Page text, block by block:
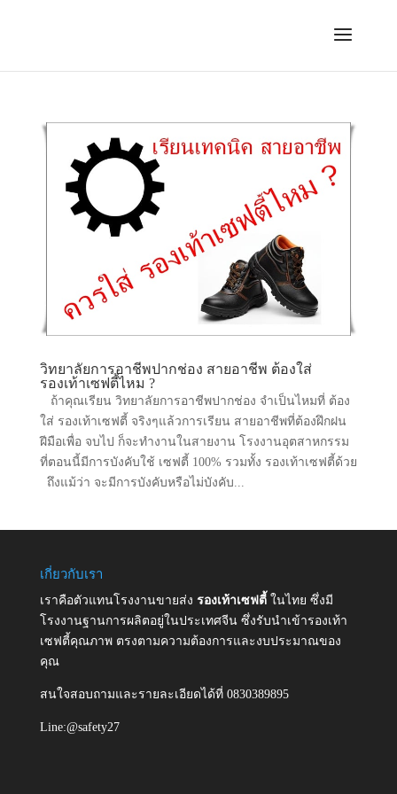
วิทยาลัยการอาชีพปากช่อง สายอาชีพ ต้องใส่
รองเท้าเซฟตี้ไหม ?
ถ้าคุณเรียน วิทยาลัยการอาชีพปากช่อง จำเป็นไหมที่ ต้อง
ใส่ รองเท้าเซฟตี้ จริงๆแล้วการเรียน สายอาชีพที่ต้องฝึกฝน
ฝีมือเพื่อ จบไป ก็จะทำงานในสายงาน โรงงานอุตสาหกรรม
ที่ตอนนี้มีการบังคับใช้ เซฟตี้ 100% รวมทั้ง รองเท้าเซฟตี้ด้วย
ถึงแม้ว่า จะมีการบังคับหรือไม่บังคับ...
เกี่ยวกับเรา
เราคือตัวแทนโรงงานขายส่ง รองเท้าเซฟตี้ ในไทย ซึ่งมี
โรงงานฐานการผลิตอยู่ในประเทศจีน ซึ่งรับนำเข้ารองเท้า
เซฟตี้คุณภาพ ตรงตามความต้องการและงบประมาณของ
คุณ
สนใจสอบถามและรายละเอียดได้ที่ 0830389895
Line:@safety27